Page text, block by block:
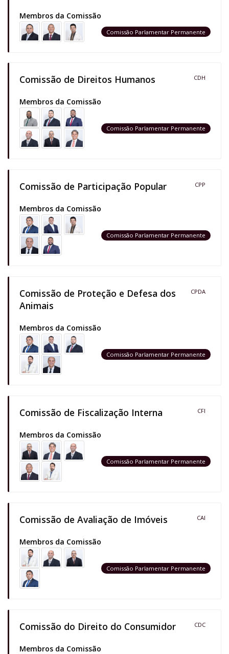
Membros da Comissão
Comissão Parlamentar Permanente
Comissão de Direitos Humanos CDH
Membros da Comissão
Comissão Parlamentar Permanente
Comissão de Participação Popular CPP
Membros da Comissão
Comissão Parlamentar Permanente
Comissão de Proteção e Defesa dos
Animais
CPDA
Membros da Comissão
Comissão Parlamentar Permanente
Comissão de Fiscalização Interna CFI
Membros da Comissão
Comissão Parlamentar Permanente
Comissão de Avaliação de Imóveis CAI
Membros da Comissão
Comissão Parlamentar Permanente
Comissão do Direito do Consumidor CDC
Membros da Comissão